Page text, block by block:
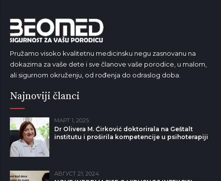
Pružamo visoko kvalitetnu medicinsku negu zasnovanu na
dokazima za vaše dete i sve članove vaše porodice, u malom,
ali sigurnom okruženju, od rođenja do odraslog doba.
Najnoviji članci
МАРТ 1, 2025
Dr Olivera M. Ćirković doktorirala na Geštalt
institutu i proširila kompetencije u psihoterapiji
АВГУСТ 21, 2024